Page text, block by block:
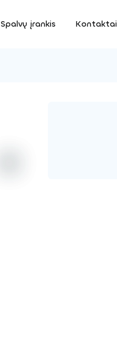
Spalvų įrankis Kontaktai